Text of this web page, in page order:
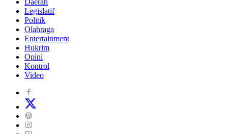
Legislatif
Politik
Olahraga
Entertainment
Hukrim
Opini
Kontrol
Video